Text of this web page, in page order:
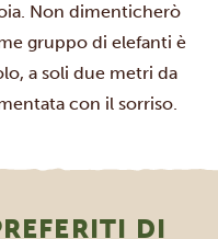
Non dimenticherò
gruppo di elefanti è
a soli due metri da
con il sorriso.
DI